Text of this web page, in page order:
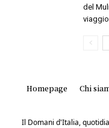
del
viaggio
Homepage Chi
Il Domani d'Italia,